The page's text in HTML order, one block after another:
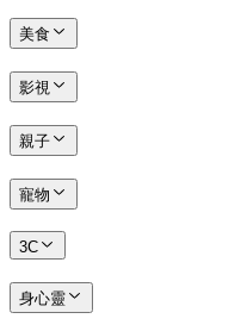
美食
影視
親子
寵物
3C
身心靈